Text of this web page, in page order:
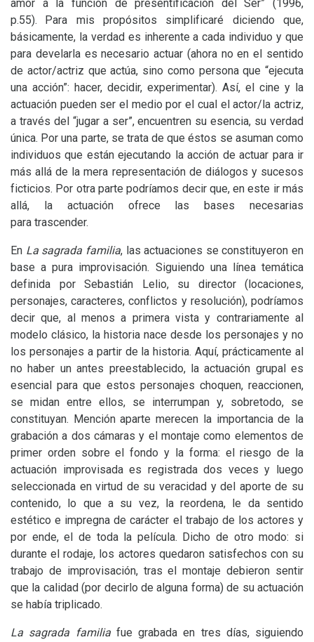
amor a la función de presentificación del Ser” (1996,
p.55).
Para mis propósitos simplificaré diciendo que,
básicamente, la verdad es inherente a cada individuo y que
para develarla es necesario actuar (ahora no en el sentido
de actor/actriz que actúa, sino como persona que “ejecuta
una acción”: hacer, decidir, experimentar). Así, el cine y la
actuación pueden ser el medio por el cual el actor/la actriz,
a través del “jugar a ser”, encuentren su esencia, su verdad
única. Por una parte, se trata de que éstos se asuman como
individuos que están ejecutando la acción de actuar para ir
más allá de la mera representación de diálogos y sucesos
ficticios. Por otra parte podríamos decir que, en este ir más
allá, la actuación ofrece las bases necesarias
para trascender.
En La sagrada familia, las actuaciones se constituyeron en
base a pura improvisación. Siguiendo una línea temática
definida por Sebastián Lelio, su director (locaciones,
personajes, caracteres, conflictos y resolución), podríamos
decir que, al menos a primera vista y contrariamente al
modelo clásico, la historia nace desde los personajes y no
los personajes a partir de la historia. Aquí, prácticamente al
no haber un antes preestablecido, la actuación grupal es
esencial para que estos personajes choquen, reaccionen,
se midan entre ellos, se interrumpan y, sobretodo, se
constituyan. Mención aparte merecen la importancia de la
grabación a dos cámaras y el montaje como elementos de
primer orden sobre el fondo y la forma: el riesgo de la
actuación improvisada es registrada dos veces y luego
seleccionada en virtud de su veracidad y del aporte de su
contenido, lo que a su vez, la reordena, le da sentido
estético e impregna de carácter el trabajo de los actores y
por ende, el de toda la película. Dicho de otro modo: si
durante el rodaje, los actores quedaron satisfechos con su
trabajo de improvisación, tras el montaje debieron sentir
que la calidad (por decirlo de alguna forma) de su actuación
se había triplicado.
La sagrada familia fue grabada en tres días, siguiendo